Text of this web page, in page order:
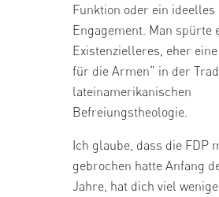
Funktion oder ein ideelles
Engagement. Man spürte
Existenzielleres, eher eine
für die Armen“ in der
lateinamerikanischen
Befreiungstheologie.
Ich glaube, dass die FDP
gebrochen hatte Anfang
Jahre, hat dich viel